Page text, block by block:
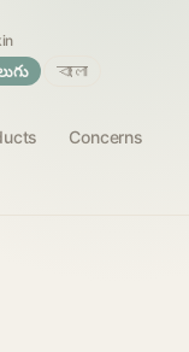
Concerns
বাংলা